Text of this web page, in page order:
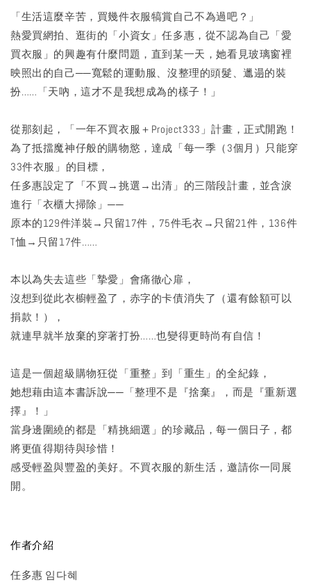
「生活這麼辛苦，買幾件衣服犒賞自己不為過吧？」
熱愛買網拍、逛街的「小資女」任多惠，從不認為自己「愛
買衣服」的興趣有什麼問題，直到某一天，她看見玻璃窗裡
映照出的自己──寬鬆的運動服、沒整理的頭髮、邋遢的裝
扮……「天吶，這才不是我想成為的樣子！」
從那刻起，「一年不買衣服＋Project333」計畫，正式開跑！
為了抵擋魔神仔般的購物慾，達成「每一季（3個月）只能穿
33件衣服」的目標，
任多惠設定了「不買→挑選→出清」的三階段計畫，並含淚
進行「衣櫃大掃除」──
原本的129件洋裝→只留17件，75件毛衣→只留21件，136件
T恤→只留17件……
本以為失去這些「摯愛」會痛徹心扉，
沒想到從此衣櫥輕盈了，赤字的卡債消失了（還有餘額可以
捐款！），
就連早就半放棄的穿著打扮……也變得更時尚有自信！
這是一個超級購物狂從「重整」到「重生」的全紀錄，
她想藉由這本書訴說──「整理不是『捨棄』，而是『重新選
擇』！」
當身邊圍繞的都是「精挑細選」的珍藏品，每一個日子，都
將更值得期待與珍惜！
感受輕盈與豐盈的美好。不買衣服的新生活，邀請你一同展
開。
作者介紹
任多惠 임다혜